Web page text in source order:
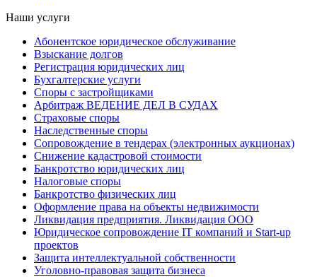
Наши услуги
Абонентское юридическое обслуживание
Взыскание долгов
Регистрация юридических лиц
Бухгалтерские услуги
Споры с застройщиками
Арбитраж ВЕДЕНИЕ ДЕЛ В СУДАХ
Страховые споры
Наследственные споры
Сопровождение в тендерах (электронных аукционах)
Снижение кадастровой стоимости
Банкротство юридических лиц
Налоговые споры
Банкротство физических лиц
Оформление права на объекты недвижимости
Ликвидация предприятия. Ликвидация ООО
Юридическое сопровождение IT компаний и Start-up
проектов
Защита интеллектуальной собственности
Уголовно-правовая защита бизнеса